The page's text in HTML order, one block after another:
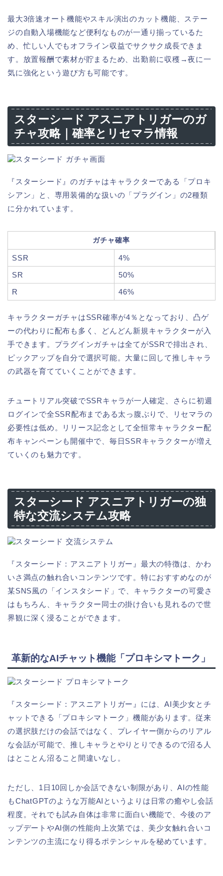
最大3倍速オート機能やスキル演出のカット機能、ステー
ジの自動入場機能など便利なものが一通り揃っているた
め、忙しい人でもオフライン収益でサクサク成長できま
す。放置報酬で素材が貯まるため、出勤前に収穫→夜に一
気に強化という遊び方も可能です。
スターシード アスニアトリガーのガ
チャ攻略｜確率とリセマラ情報
『スターシード』のガチャはキャラクターである「プロキ
シアン」と、専用装備的な扱いの「プラグイン」の2種類
に分かれています。
ガチャ確率
SSR
4%
SR
50%
R
46%
キャラクターガチャはSSR確率が4％となっており、凸ゲ
ーの代わりに配布も多く、どんどん新規キャラクターが入
手できます。プラグインガチャは全てがSSRで排出され、
ピックアップを自分で選択可能。大量に回して推しキャラ
の武器を育てていくことができます。
チュートリアル突破でSSRキャラが一人確定、さらに初週
ログインで全SSR配布まである太っ腹ぶりで、リセマラの
必要性は低め。リリース記念として全恒常キャラクター配
布キャンペーンも開催中で、毎日SSRキャラクターが増え
ていくのも魅力です。
スターシード アスニアトリガーの独
特な交流システム攻略
『スターシード：アスニアトリガー』最大の特徴は、かわ
いさ満点の触れ合いコンテンツです。特におすすめなのが
某SNS風の「インスタシード」で、キャラクターの可愛さ
はもちろん、キャラクター同士の掛け合いも見れるので世
界観に深く浸ることができます。
革新的なAIチャット機能「プロキシマトーク」
『スターシード：アスニアトリガー』には、AI美少女とチ
ャットできる「プロキシマトーク」機能があります。従来
の選択肢だけの会話ではなく、プレイヤー側からのリアル
な会話が可能で、推しキャラとやりとりできるので沼る人
はとことん沼ること間違いなし。
ただし、1日10回しか会話できない制限があり、AIの性能
もChatGPTのような万能AIというよりは日常の癒やし会話
程度。それでも試み自体は非常に面白い機能で、今後のア
ップデートやAI側の性能向上次第では、美少女触れ合いコ
ンテンツの主流になり得るポテンシャルを秘めています。